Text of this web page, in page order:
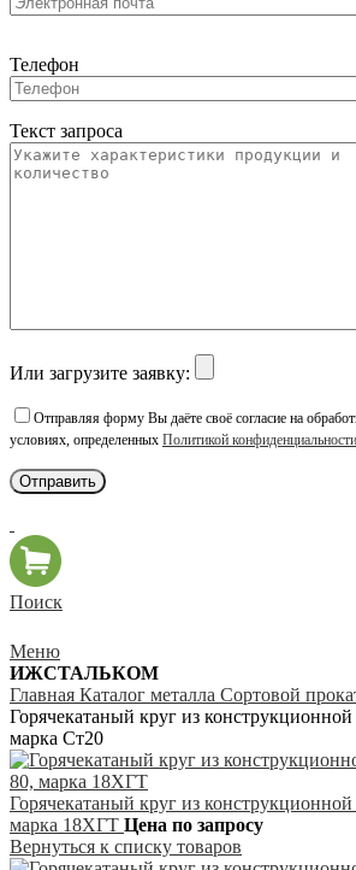
Телефон
Текст запроса
Или загрузите заявку:
Отправляя форму Вы даёте своё согласие на
условиях, определенных Политикой конфиденциальности
Поиск
Меню
ИЖСТАЛЬКОМ
Главная Каталог металла Сортовой
Горячекатаный круг из конструкционной
марка Ст20
Горячекатаный круг из конструкционной
марка 18ХГТ Цена по запросу
Вернуться к списку товаров